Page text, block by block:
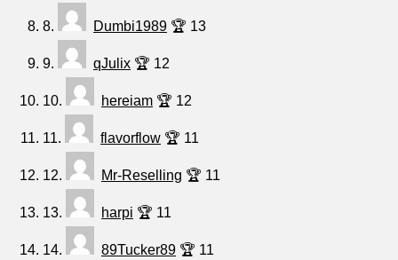
8. Dumbi1989 🏆 13
9. qJulix 🏆 12
10. hereiam 🏆 12
11. flavorflow 🏆 11
12. Mr-Reselling 🏆 11
13. harpi 🏆 11
14. 89Tucker89 🏆 11